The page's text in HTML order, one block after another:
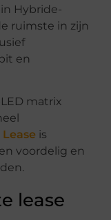
Hybride-
ruimste in zijn
en
matrix
is
voordelig en
lease